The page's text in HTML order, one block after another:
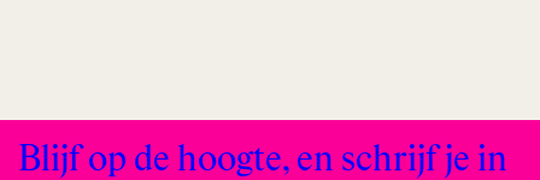
Blijf op de hoogte, en schrijf je in